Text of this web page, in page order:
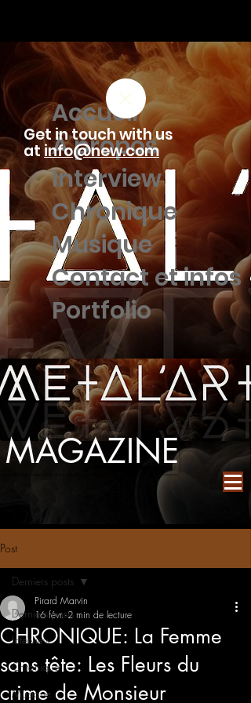
Accueil
À propos
Interview
Chronique
Musique
Contact et infos
Portfolio
Get in touch with us
atinfo@new.com
MAGAZINE
Post
Derniers posts
Interview
Chronique
Musique
Derniers posts
CHRONIQUE: La Femme
sans tête: Les Fleurs du
crime de Monsieur
Pirard Marvin
16 févr. 2 min de lecture